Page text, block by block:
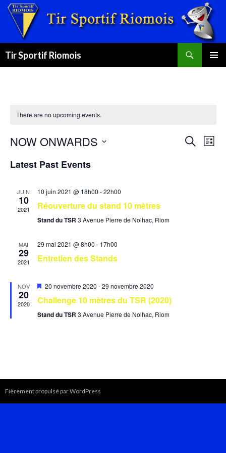
Tir Sportif Riomois
There are no upcoming events.
Events
Search
SEARCH
LIST
NOW ONWARDS
date.
Latest Past Events
JUIN
10
2021
10 juin 2021 @ 18h00 -22h00
Réouverture du stand 10 mètres
Stand du TSR 3 Avenue Pierre de Nolhac, Riom
MAI
29
2021
29 mai 2021 @ 8h00 - 17h00
Entretien des Stands
NOV
20
2020
Featured
20 novembre 2020 -29 novembre 2020
Challenge 10 mètres du TSR (2020)
Stand du TSR 3 Avenue Pierre de Nolhac, Riom
Fièrement propulsé par WordPress